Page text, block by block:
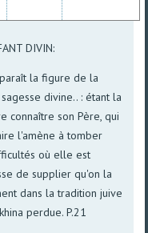
DIVIN:
la figure de la
divine.. : étant la
connaître son Père, qui
l'amène à tomber
où elle est
de supplier qu'on la
dans la tradition juive
perdue. P.21